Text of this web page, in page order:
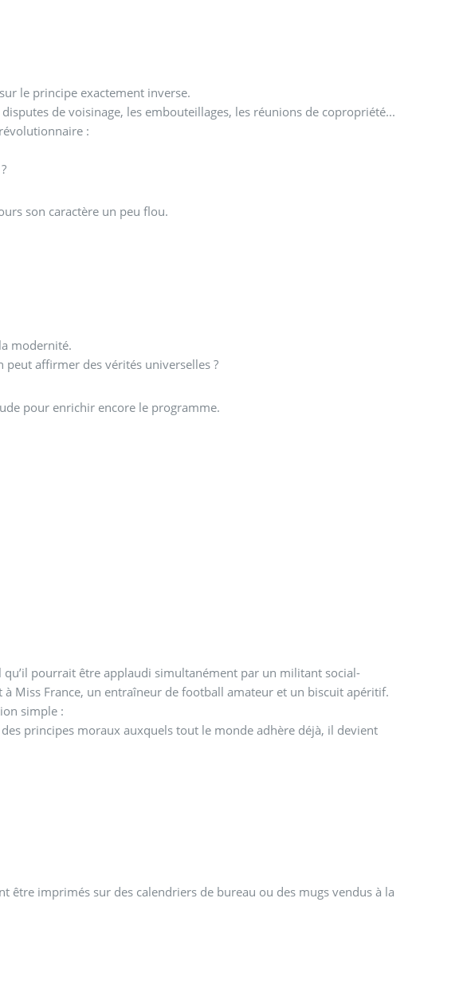
le principe exactement inverse.
de voisinage, les embouteillages, les réunions de copropriété...
:
son caractère un peu flou.
modernité.
peut affirmer des vérités universelles ?
pour enrichir encore le programme.
pourrait être applaudi simultanément par un militant social-
Miss France, un entraîneur de football amateur et un biscuit apéritif.
simple :
principes moraux auxquels tout le monde adhère déjà, il devient
être imprimés sur des calendriers de bureau ou des mugs vendus à la